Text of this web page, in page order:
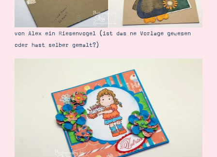
Tipps & Tricks
Ordnungstipps
von Alex ein Riesenvogel (ist das ne Vorlage gewesen
oder hast selber gemalt?)